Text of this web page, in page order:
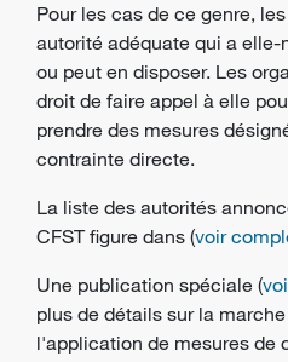
Pour les cas de ce genre,
autorité adéquate qui a
ou peut en disposer. Les
droit de faire appel à elle
prendre des mesures
contrainte directe.
La liste des autorités
CFST figure dans (voir
Une publication spéciale (
plus de détails sur la
l'application de mesures de